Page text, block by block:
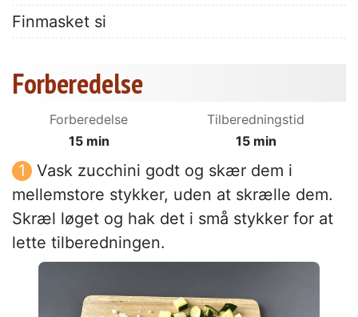
Finmasket si
Forberedelse
Forberedelse
15 min
Tilberedningstid
15 min
Vask zucchini godt og skær dem i
mellemstore stykker, uden at skrælle dem.
Skræl løget og hak det i små stykker for at
lette tilberedningen.